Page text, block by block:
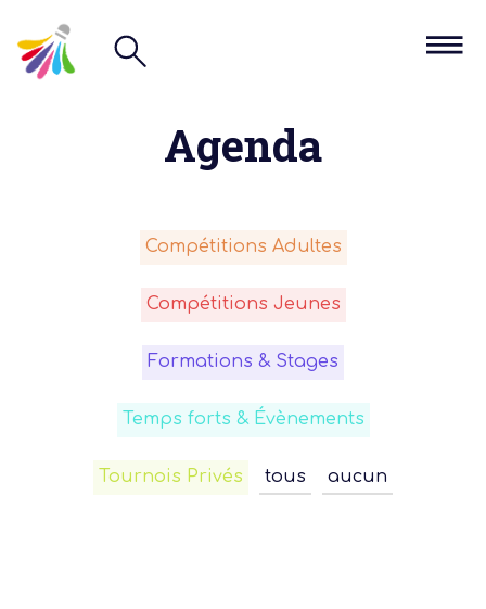
Agenda
Compétitions Adultes
Compétitions Jeunes
Formations & Stages
Temps forts & Évènements
Tournois Privés tous aucun